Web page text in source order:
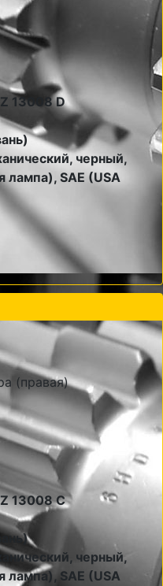
13008 D
черный,
лампа), SAE (USA
13008 C
черный,
лампа), SAE (USA